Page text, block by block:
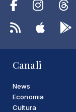
Canali
News
Economia
Cultura